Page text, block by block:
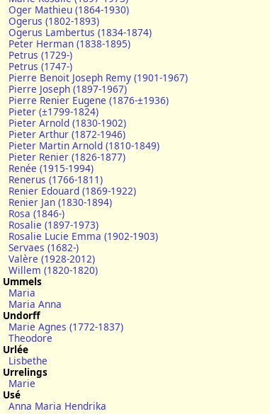
Oger Mathieu (1864-1930)
Ogerus (1802-1893)
Ogerus Lambertus (1834-1874)
Peter Herman (1838-1895)
Petrus (1729-)
Petrus (1747-)
Pierre Benoit Joseph Remy (1901-1967)
Pierre Joseph (1897-1967)
Pierre Renier Eugene (1876-±1936)
Pieter (±1799-1824)
Pieter Arnold (1830-1902)
Pieter Arthur (1872-1946)
Pieter Martin Arnold (1810-1849)
Pieter Renier (1826-1877)
Renée (1915-1994)
Renerus (1766-1811)
Renier Edouard (1869-1922)
Renier Jan (1830-1894)
Rosa (1846-)
Rosalie (1897-1973)
Rosalie Lucie Emma (1902-1903)
Servaes (1682-)
Valère (1928-2012)
Willem (1820-1820)
Ummels
Maria
Maria Anna
Undorff
Marie Agnes (1772-1837)
Theodore
Urlée
Lisbethe
Urrelings
Marie
Usé
Anna Maria Hendrika